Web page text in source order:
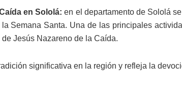
en Sololá:en el departamento de Sololá
Semana Santa. Una de las principales
Jesús Nazareno de la Caída.
significativa en la región y refleja la